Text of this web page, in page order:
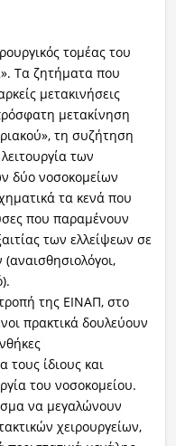
τομέας του
Τα ζητήματα που
μετακινήσεις
μετακίνηση
τη συζήτηση
των
δύο νοσοκομείων
τα κενά που
που παραμένουν
των ελλείψεων σε
της ΕΙΝΑΠ, στο
πρακτικά δουλεύουν
τους ίδιους και
του νοσοκομείου.
να μεγαλώνουν
χειρουργείων,